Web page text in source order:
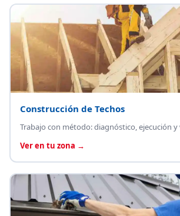
Construcción de Techos
Trabajo con método: diagnóstico, ejecución y
Ver en tu zona →